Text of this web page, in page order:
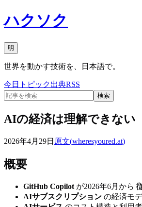
ハクソク
明
世界を動かす技術を、日本語で。
今日 トピック出典RSS
検索
AIの経済は理解できない
2026年4月29日 原文(wheresyoured.at)
概要
GitHub Copilot が2026年6月から
AIサブスクリプション の経済モ